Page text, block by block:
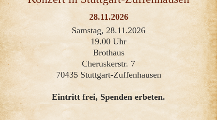
28.11.2026
Samstag, 28.11.2026
19.00 Uhr
Brothaus
Cheruskerstr. 7
70435 Stuttgart-Zuffenhausen
Eintritt frei, Spenden erbeten.